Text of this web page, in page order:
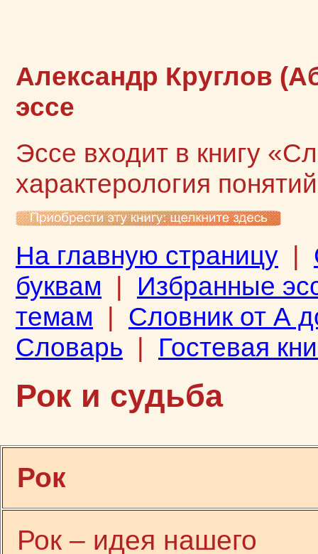
Александр Круглов
эссе
Эссе входит в книгу
характерология
На главную страницу |
буквам | Избранные
темам | Словник от А
Словарь | Гостевая
Рок и судьба
Рок
Рок – идея нашего